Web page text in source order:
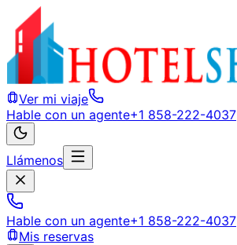
Ver mi viaje
Hable con un agente+1 858-222-4037
Llámenos
Hable con un agente+1 858-222-4037
Mis reservas